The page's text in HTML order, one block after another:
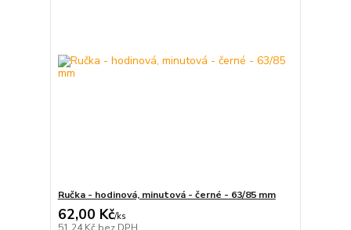
Ručka - hodinová, minutová - černé - 63/85 mm
62,00 Kč/ks
51,24 Kč bez DPH